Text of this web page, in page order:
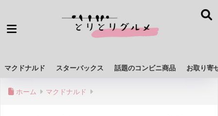
マクドナルド スターバックス 話題のコンビニ商品 お取り寄
ホーム マクドナルド